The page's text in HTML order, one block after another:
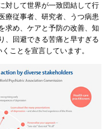
対して世界が一致団結して行
療従事者、研究者、うつ病患
求め、ケアと予防の改善、知
、回避できる苦痛と早すぎる
ことを宣言しています。